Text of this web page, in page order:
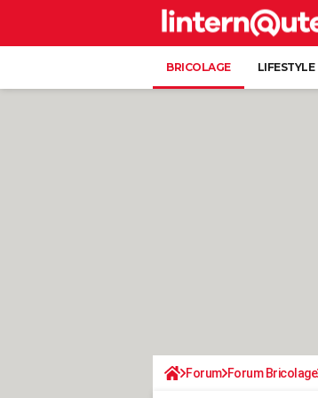
BRICOLAGE LIFESTYLE
Forum Forum Bricolage